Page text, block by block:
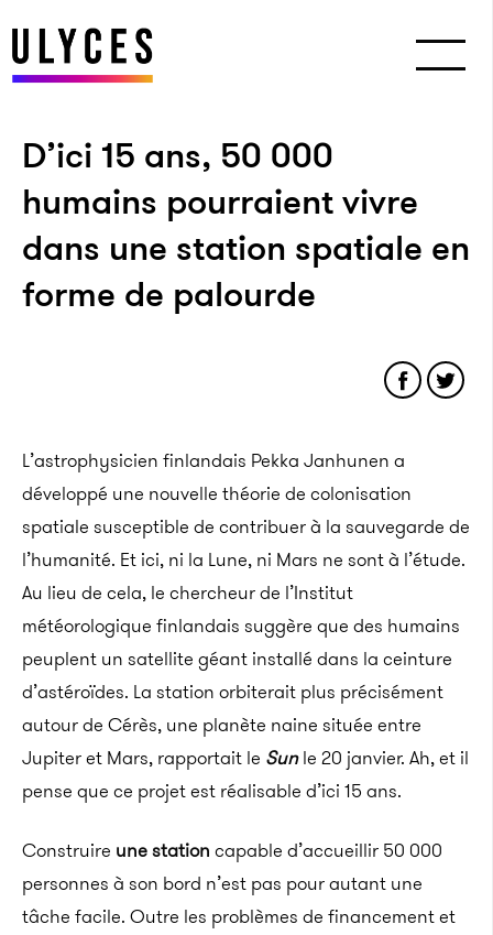
D’ici 15 ans, 50 000
humains pourraient vivre
dans une station spatiale en
forme de palourde
L’astrophysicien finlandais Pekka Janhunen a
développé une nouvelle théorie de colonisation
spatiale susceptible de contribuer à la sauvegarde de
l’humanité. Et ici, ni la Lune, ni Mars ne sont à l’étude.
Au lieu de cela, le chercheur de l’Institut
météorologique finlandais suggère que des humains
peuplent un satellite géant installé dans la ceinture
d’astéroïdes. La station orbiterait plus précisément
autour de Cérès, une planète naine située entre
Jupiter et Mars, rapportait le Sunle 20 janvier. Ah, et il
pense que ce projet est réalisable d’ici 15 ans.
Construire une station capable d’accueillir 50 000
personnes à son bord n’est pas pour autant une
tâche facile. Outre les problèmes de financement et